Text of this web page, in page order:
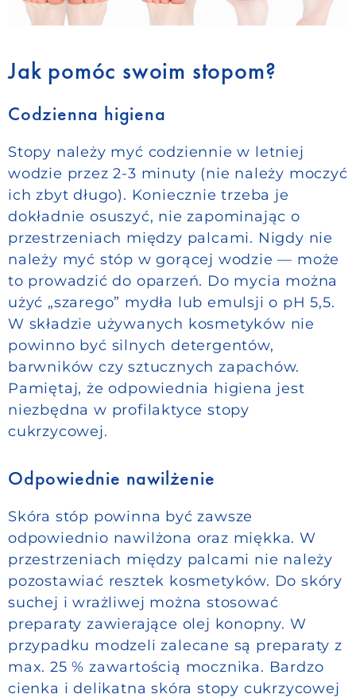
Jak pomóc swoim stopom?
Codzienna higiena
Stopy należy myć codziennie w letniej
wodzie przez 2-3 minuty (nie należy moczyć
ich zbyt długo). Koniecznie trzeba je
dokładnie osuszyć, nie zapominając o
przestrzeniach między palcami. Nigdy nie
należy myć stóp w gorącej wodzie — może
to prowadzić do oparzeń. Do mycia można
użyć „szarego” mydła lub emulsji o pH 5,5.
W składzie używanych kosmetyków nie
powinno być silnych detergentów,
barwników czy sztucznych zapachów.
Pamiętaj, że odpowiednia higiena jest
niezbędna w profilaktyce stopy
cukrzycowej.
Odpowiednie nawilżenie
Skóra stóp powinna być zawsze
odpowiednio nawilżona oraz miękka. W
przestrzeniach między palcami nie należy
pozostawiać resztek kosmetyków. Do skóry
suchej i wrażliwej można stosować
preparaty zawierające olej konopny. W
przypadku modzeli zalecane są preparaty z
max. 25 % zawartością mocznika. Bardzo
cienka i delikatna skóra stopy cukrzycowej